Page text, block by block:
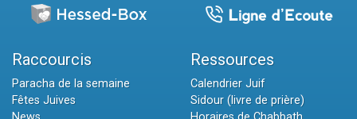
Raccourcis
Paracha de la semaine
Fêtes Juives
Ressources
Calendrier Juif
Sidour (livre de prière)